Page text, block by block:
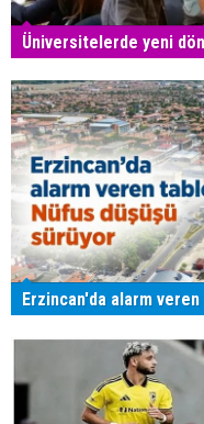
Üniversitelerde yeni
Erzincan'da alarm